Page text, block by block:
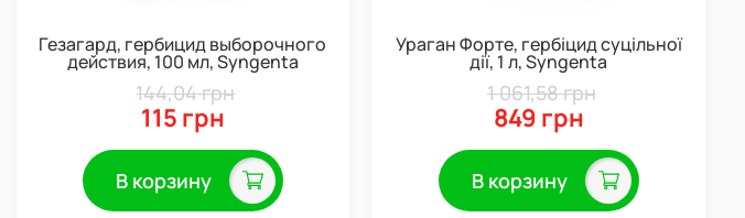
Гезагард, гербицид выборочного
действия, 100 мл, Syngenta
115 грн
144,04 грн
В корзину
Ураган Форте, гербіцид суцільної
дії, 1 л, Syngenta
849 грн
1 061,58 грн
В корзину